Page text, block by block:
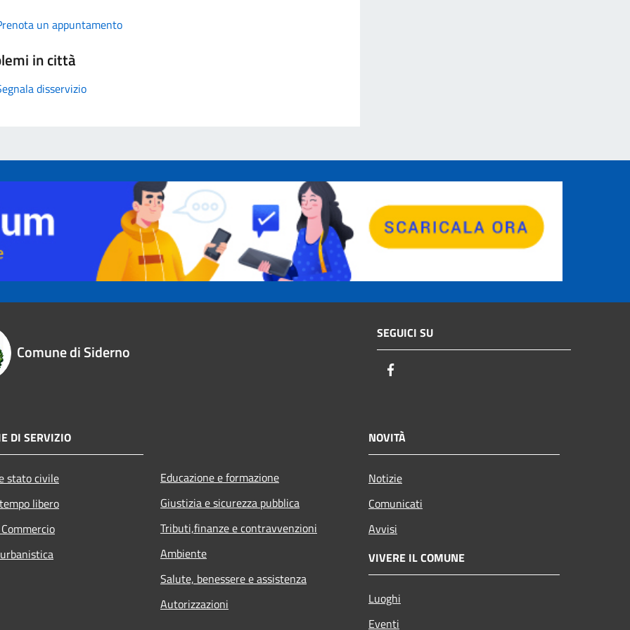
un appuntamento
in città
disservizio
Comune di Siderno
SEGUICI SU
DI SERVIZIO
stato civile
libero
Educazione e formazione
Giustizia e sicurezza pubblica
Tributi,finanze e contravvenzioni
Ambiente
Salute, benessere e assistenza
Autorizzazioni
NOVITÀ
Notizie
Comunicati
Avvisi
VIVERE IL COMUNE
Luoghi
Eventi